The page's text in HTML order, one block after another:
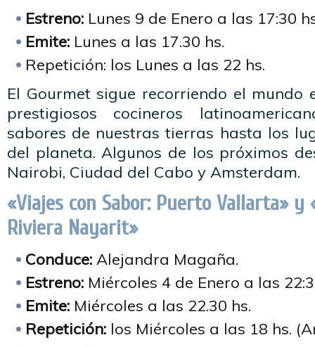
Estreno: Lunes 9 de Enero a las 17:30
Emite: Lunes a las 17.30 hs.
Repetición: los Lunes a las 22 hs.
El Gourmet sigue recorriendo el mundo
prestigiosos cocineros
sabores de nuestras tierras hasta los
del planeta. Algunos de los próximos
Nairobi, Ciudad del Cabo y Amsterdam.
«Viajes con Sabor: Puerto Vallarta» y
Riviera Nayarit»
Conduce: Alejandra Magaña.
Estreno: Miércoles 4 de Enero a las
Emite: Miércoles a las 22.30 hs.
Repetición: los Miércoles a las 18 hs.